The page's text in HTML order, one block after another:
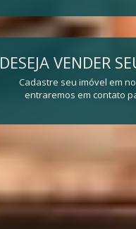
DESEJA VENDER
Cadastre seu imóvel em
entraremos em contato